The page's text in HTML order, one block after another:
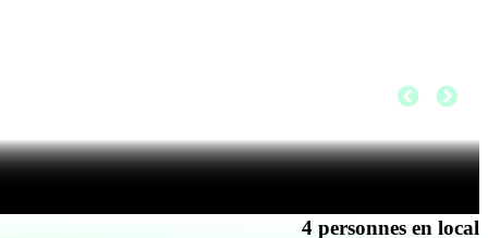
4 personnes en local